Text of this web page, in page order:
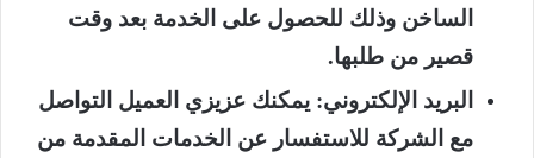
الساخن وذلك للحصول على الخدمة بعد وقت
قصير من طلبها.
البريد الإلكتروني: يمكنك عزيزي العميل التواصل
مع الشركة للاستفسار عن الخدمات المقدمة من